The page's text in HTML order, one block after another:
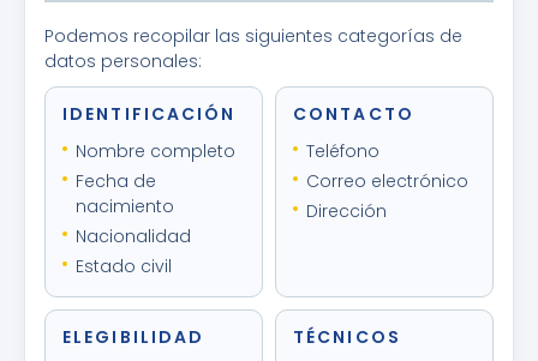
Podemos recopilar las siguientes categorías de
datos personales:
IDENTIFICACIÓN
Nombre completo
Fecha de
nacimiento
Nacionalidad
Estado civil
CONTACTO
Teléfono
Correo electrónico
Dirección
ELEGIBILIDAD
TÉCNICOS